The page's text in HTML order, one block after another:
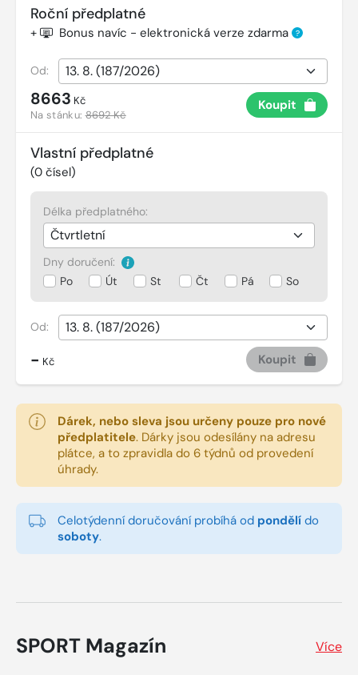
Roční předplatné
+ Bonus navíc - elektronická verze zdarma ?
Od:
8663 Kč
Na stánku:8692 Kč
Koupit
Vlastní předplatné
(0 čísel)
Délka předplatného:
Dny doručení:
Po
Út St Čt Pá So
Od:
- Kč Koupit
Dárek, nebo sleva jsou určeny pouze pro nové
předplatitele. Dárky jsou odesílány na adresu
plátce, a to zpravidla do 6 týdnů od provedení
úhrady.
Celotýdenní doručování probíhá od pondělí do
soboty.
SPORT Magazín Více